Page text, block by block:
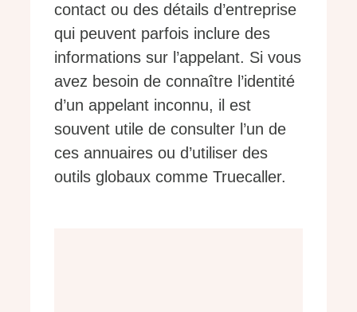
contact ou des détails d’entreprise
qui peuvent parfois inclure des
informations sur l’appelant. Si vous
avez besoin de connaître l’identité
d’un appelant inconnu, il est
souvent utile de consulter l’un de
ces annuaires ou d’utiliser des
outils globaux comme Truecaller.